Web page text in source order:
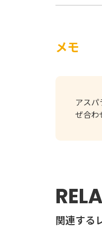
メモ
アスパ
ぜ合わ
関連する